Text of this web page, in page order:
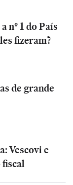
nº 1 do País
fizeram?
de grande
Vescovi e